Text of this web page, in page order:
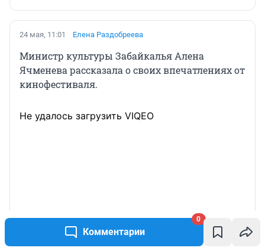
Комментарии
0
24 мая, 11:01 Елена Раздобреева
Министр культуры Забайкалья Алена
Ячменева рассказала о своих впечатлениях от
кинофестиваля.
Не удалось загрузить VIQEO